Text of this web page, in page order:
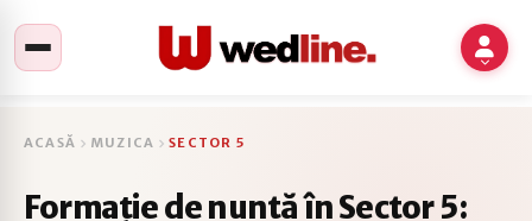
ACASĂ MUZICA SECTOR 5
Formație de nuntă în Sector 5: